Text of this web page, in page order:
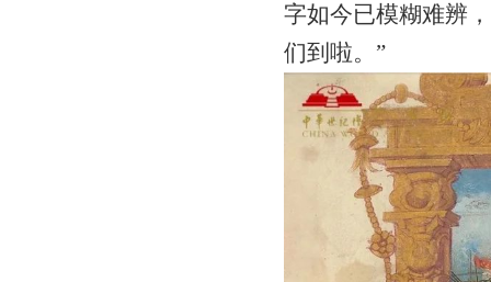
字如今已模糊难辨
们到啦。”